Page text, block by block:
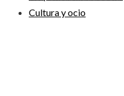
Cultura y ocio